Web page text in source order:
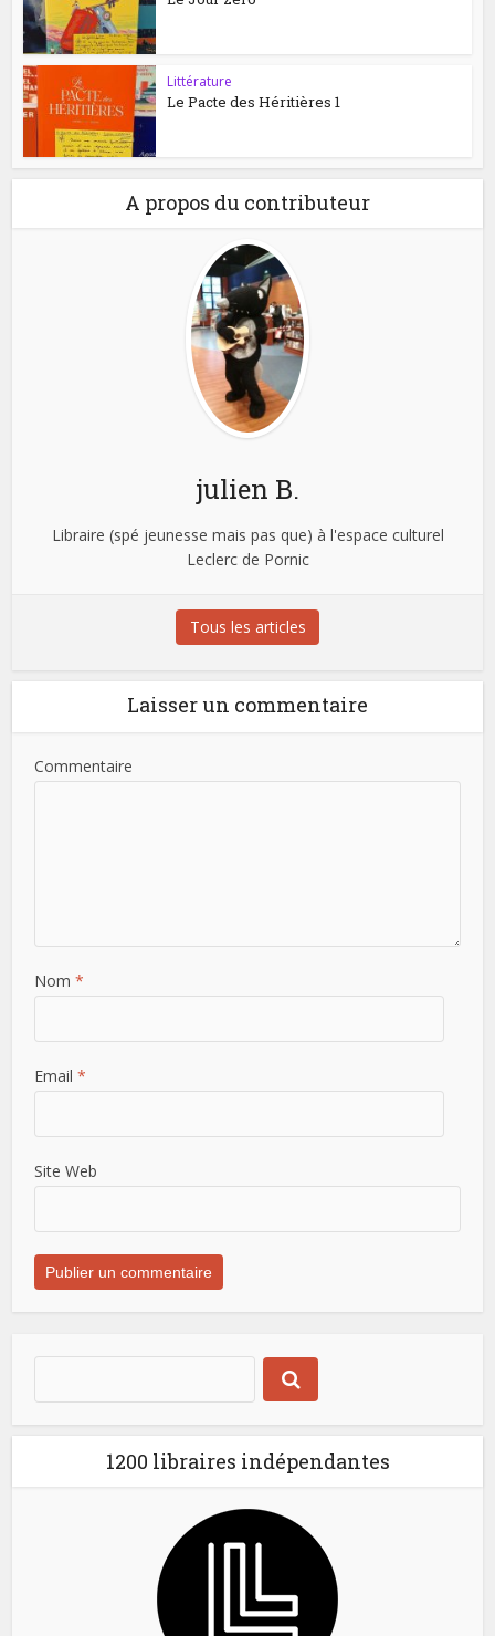
Littérature
Le Pacte des Héritières 1
A propos du contributeur
julien B.
Libraire (spé jeunesse mais pas que) à l'espace culturel
Leclerc de Pornic
Tous les articles
Laisser un commentaire
Commentaire
Nom *
Email *
Site Web
1200 libraires indépendantes